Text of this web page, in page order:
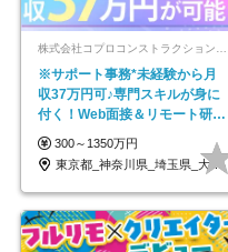
※サポート事務*未経験から月
収37万円可♪専門スキルが身に
付く！Web面接＆リモート研修
も充実♪/a
300～1350万円
東京都_神奈川県_埼玉県_大阪府_愛知県…